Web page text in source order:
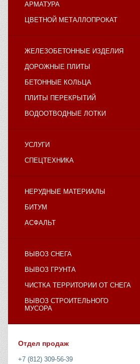
АРМАТУРА
ЦВЕТНОЙ МЕТАЛЛОПРОКАТ
ЖЕЛЕЗОБЕТОННЫЕ ИЗДЕЛИЯ
ДОРОЖНЫЕ ПЛИТЫ
БЕТОННЫЕ КОЛЬЦА
ПЛИТЫ ПЕРЕКРЫТИЙ
ВОДООТВОДНЫЕ ЛОТКИ
УСЛУГИ
СПЕЦТЕХНИКА
НЕРУДНЫЕ МАТЕРИАЛЫ
БИТУМ
АСФАЛЬТ
ВЫВОЗ СНЕГА
ВЫВОЗ ГРУНТА
ЧИСТКА ТЕРРИТОРИИ ОТ СНЕГА
ВЫВОЗ СТРОИТЕЛЬНОГО
МУСОРА
Отдел продаж
+7 (812) 309-56-39